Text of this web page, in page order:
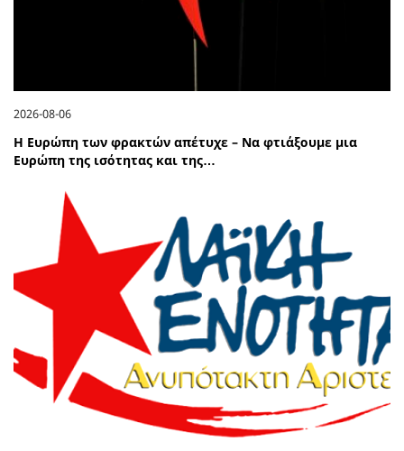
2026-08-06
Η Ευρώπη των φρακτών απέτυχε – Να φτιάξουμε μια
Ευρώπη της ισότητας και της…